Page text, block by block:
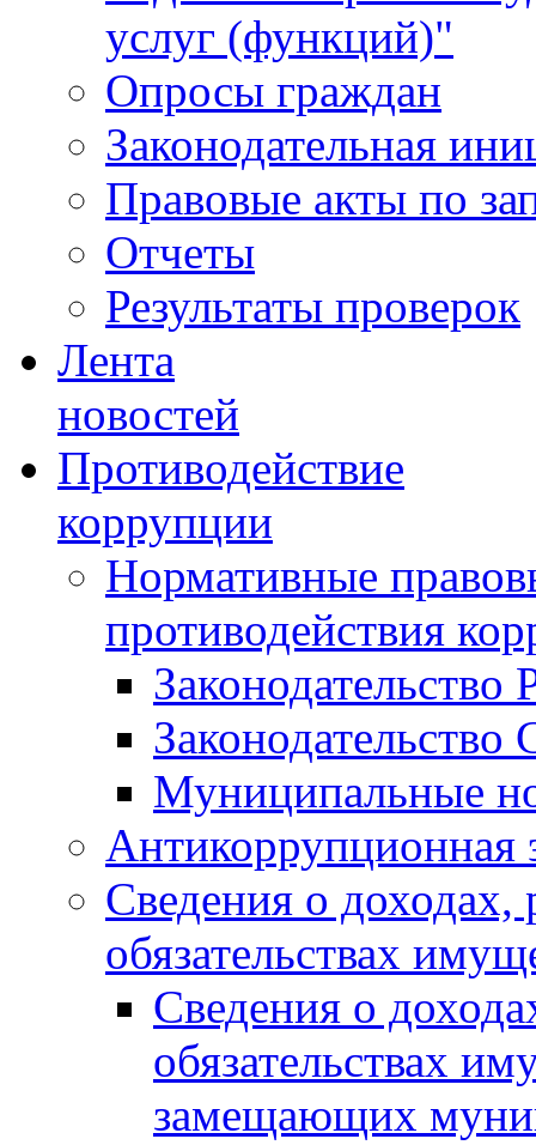
услуг (функций)"
Опросы граждан
Законодательная
Правовые акты по
Отчеты
Результаты проверок
Лента
новостей
Противодействие
коррупции
Нормативные
противодействия
Законодательство
Муниципальные
Антикоррупционная
Сведения о доходах,
обязательствах
Сведения о
обязательствах
замещающих